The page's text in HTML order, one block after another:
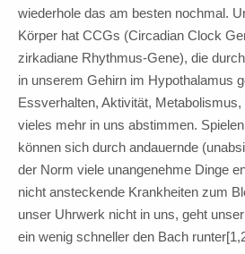
wiederhole das am besten nochmal.
Körper hat CCGs (Circadian Clock
zirkadiane Rhythmus-Gene), die
in unserem Gehirn im Hypothalamus
Essverhalten, Aktivität, Metabolismus,
vieles mehr in uns abstimmen.
können sich durch andauernde
der Norm viele unangenehme Dinge
nicht ansteckende Krankheiten zum
unser Uhrwerk nicht in uns, geht
ein wenig schneller den Bach